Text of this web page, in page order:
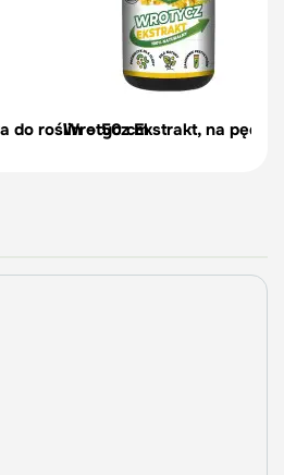
do roślin – 50 cm
Wrotycz Ekstrakt, na